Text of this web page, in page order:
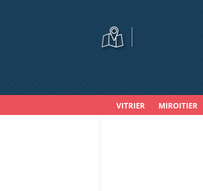
VITRIER MIROITIER